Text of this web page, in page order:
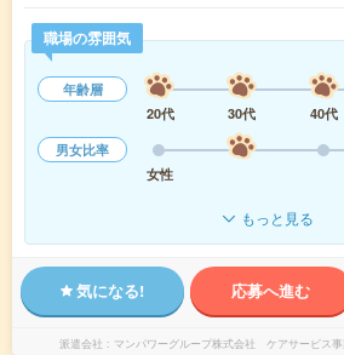
職場の雰囲気
年齢層
20代
30代 40代
男女比率
女性
もっと見る
気になる! 応募へ進む
派遣会社 マンパワーグループ株式会社 ケアサービス